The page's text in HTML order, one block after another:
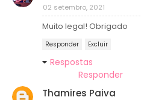
02 setembro, 2021
Muito legal! Obrigado
Responder Excluir
Respostas
Responder
Thamires Paiva